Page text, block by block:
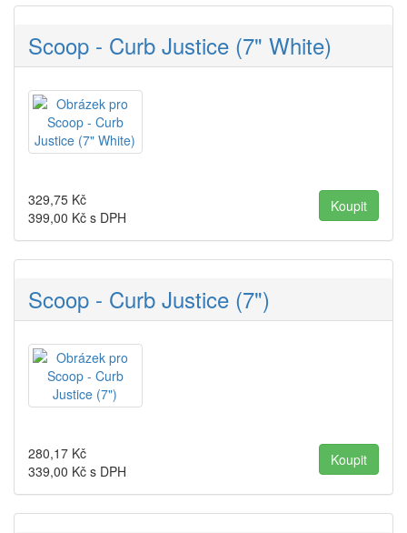
Scoop - Curb Justice (7" White)
329,75 Kč
399,00 Kč s DPH
Scoop - Curb Justice (7")
280,17 Kč
339,00 Kč s DPH